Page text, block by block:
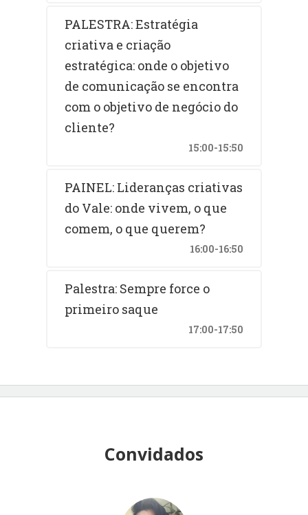
PALESTRA: Estratégia
criativa e criação
estratégica: onde o objetivo
de comunicação se encontra
com o objetivo de negócio do
cliente?
15:00-15:50
PAINEL: Lideranças criativas
do Vale: onde vivem, o que
comem, o que querem?
16:00-16:50
Palestra: Sempre force o
primeiro saque
17:00-17:50
Convidados